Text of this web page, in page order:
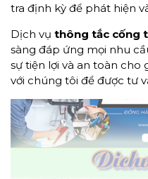
tra định kỳ để phát hiện
Dịch vụ thông tắc cống
sàng đáp ứng mọi nhu
sự tiện lợi và an toàn cho
với chúng tôi để được tư